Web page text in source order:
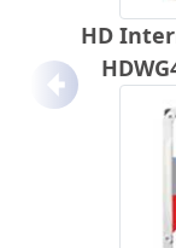
HD
Anterior